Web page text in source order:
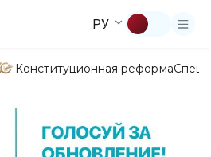
РУ
Конституционная реформа